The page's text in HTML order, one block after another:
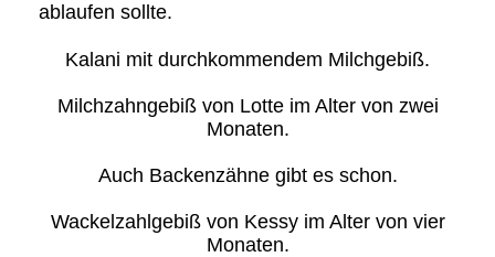
ablaufen sollte.
Kalani mit durchkommendem Milchgebiß.
Milchzahngebiß von Lotte im Alter von zwei
Monaten.
Auch Backenzähne gibt es schon.
Wackelzahlgebiß von Kessy im Alter von vier
Monaten.